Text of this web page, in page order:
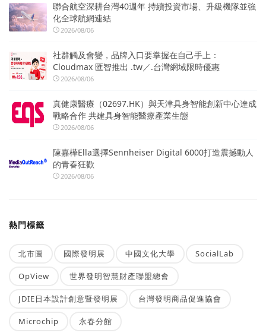
聯合航空深耕台灣40週年 持續投資市場、升級機隊並強
化全球航網連結
2026/08/06
社群觸及會變，品牌入口要掌握在自己手上：
Cloudmax 匯智推出 .tw／.台灣網域限時優惠
2026/08/06
真健康醫療（02697.HK）與天津具身智能創新中心達成
戰略合作 共建具身智能醫療產業生態
2026/08/06
陳嘉樺Ella選擇Sennheiser Digital 6000打造震撼動人
的青春狂歡
2026/08/06
熱門標籤
北市圖 國際發明展 中國文化大學 SocialLab
OpView 世界發明智慧財產聯盟總會
JDIE日本設計創意暨發明展 台灣發明商品促進協會
Microchip 永春分館